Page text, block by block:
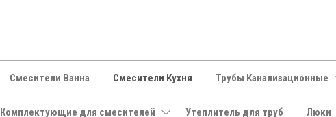
Смесители Ванна Смесители Кухня Трубы Канализационные
Комплектующие для смесителей Утеплитель для труб Люки